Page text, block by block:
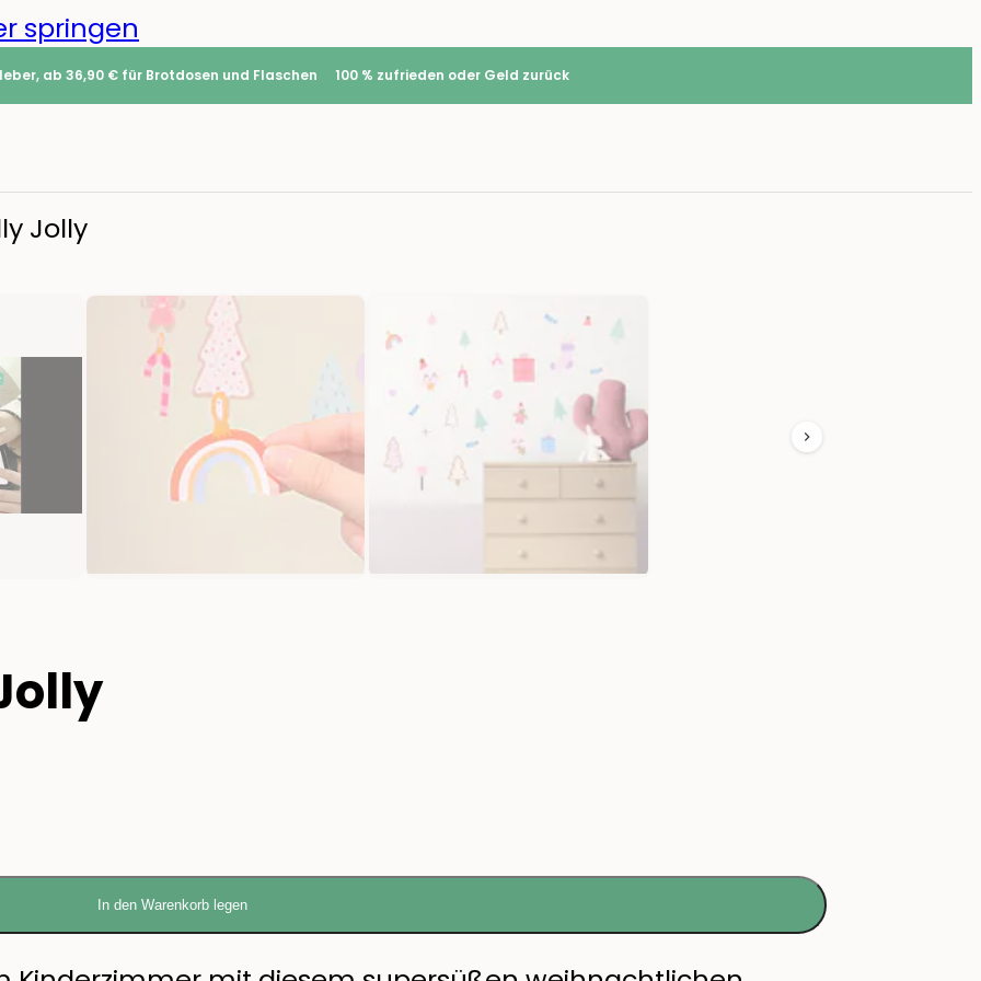
springen
ab 36,90 € für Brotdosen und Flaschen 100 % zufrieden oder Geld zurück
Jolly
In den Warenkorb legen